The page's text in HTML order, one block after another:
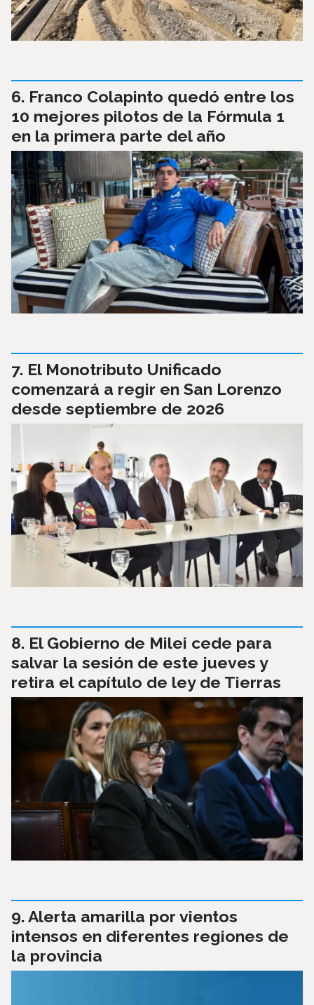
Franco Colapinto quedó entre los
10 mejores pilotos de la Fórmula 1
en la primera parte del año
El Monotributo Unificado
comenzará a regir en San Lorenzo
desde septiembre de 2026
El Gobierno de Milei cede para
salvar la sesión de este jueves y
retira el capítulo de ley de Tierras
Alerta amarilla por vientos
intensos en diferentes regiones de
la provincia